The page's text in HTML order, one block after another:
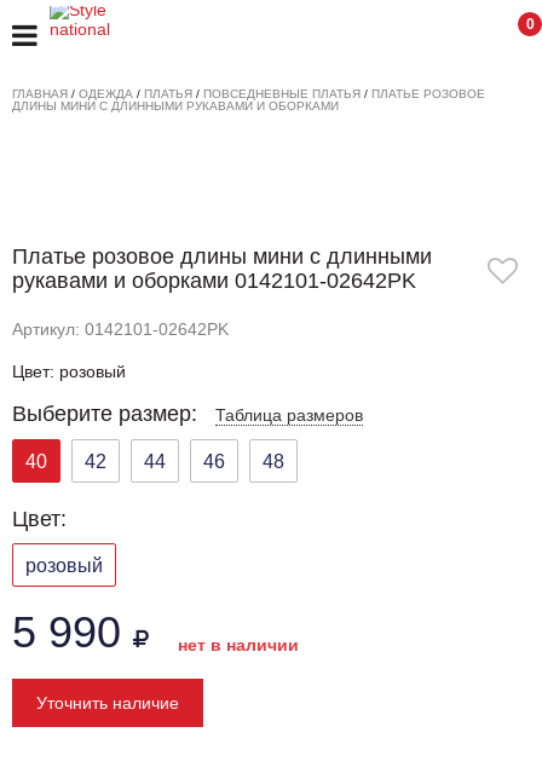
0
ГЛАВНАЯ / ОДЕЖДА / ПЛАТЬЯ / ПОВСЕДНЕВНЫЕ ПЛАТЬЯ / ПЛАТЬЕ РОЗОВОЕ
ДЛИНЫ МИНИ С ДЛИННЫМИ РУКАВАМИ И ОБОРКАМИ
Платье розовое длины мини с длинными
рукавами и оборками 0142101-02642PK
Артикул: 0142101-02642PK
Цвет: розовый
Выберите размер: Таблица размеров
40 42 44 46 48
Цвет:
розовый
5 990 нет в наличии
Уточнить наличие